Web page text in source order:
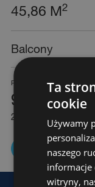
45,86 M2
Balcony
PRICE
921.786
20.100 PLN / m
PROXIN DEVELOPMENT SP.
Poznań biuro@proxin.pl +48 61
Ta
cookie
Używamy
naszego
informacje
witryny,